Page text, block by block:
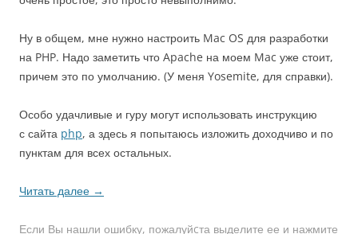
Ну в общем, мне нужно настроить Mac OS для разработки
на PHP. Надо заметить что Apache на моем Mac уже стоит,
причем это по умолчанию. (У меня Yosemite, для справки).
Особо удачливые и гуру могут использовать инструкцию
с сайта php, а здесь я попытаюсь изложить доходчиво и по
пунктам для всех остальных.
Читать далее →
Если Вы нашли ошибку, пожалуйcта выделите ее и нажмите